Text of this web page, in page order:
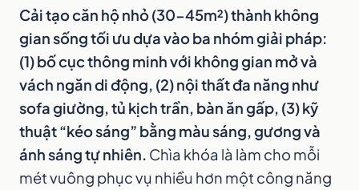
Cải tạo căn hộ nhỏ (30-45m²) thành không
gian sống tối ưu dựa vào ba nhóm giải pháp:
(1) bố cục thông minh với không gian mở và
vách ngăn di động, (2) nội thất đa năng như
sofa giường, tủ kịch trần, bàn ăn gấp, (3) kỹ
thuật “kéo sáng” bằng màu sáng, gương và
ánh sáng tự nhiên. Chìa khóa là làm cho mỗi
mét vuông phục vụ nhiều hơn một công năng